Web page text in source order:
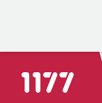
Till startsidan för